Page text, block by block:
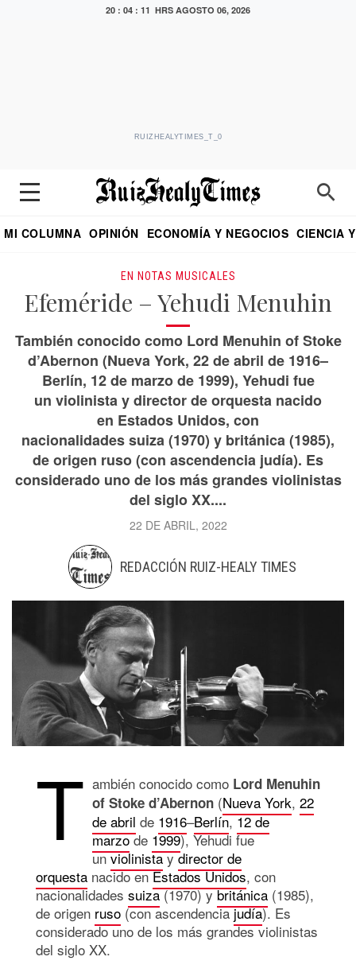
20 : 04 : 11 HRS AGOSTO 06, 2026
RUIZHEALYTIMES_T_0
MI COLUMNA OPINIÓN ECONOMÍA Y NEGOCIOS CIENCIA
EN NOTAS MUSICALES
Efeméride – Yehudi Menuhin
También conocido como Lord Menuhin of Stoke
d’Abernon (Nueva York, 22 de abril de 1916–
Berlín, 12 de marzo de 1999), Yehudi fue
un violinista y director de orquesta nacido
en Estados Unidos, con
nacionalidades suiza (1970) y británica (1985),
de origen ruso (con ascendencia judía). Es
considerado uno de los más grandes violinistas
del siglo XX....
22 DE ABRIL, 2022
REDACCIÓN RUIZ-HEALY TIMES
T ambién conocido como Lord Menuhin
of Stoke d’Abernon (Nueva York, 22
de abril de 1916–Berlín,12 de
marzode 1999), Yehudi fue
unviolinistaydirector de
orquesta nacido enEstados Unidos, con
nacionalidades suiza(1970) ybritánica (1985),
de origen ruso (con ascendenciajudía). Es
considerado uno de los más grandes violinistas
del siglo XX.